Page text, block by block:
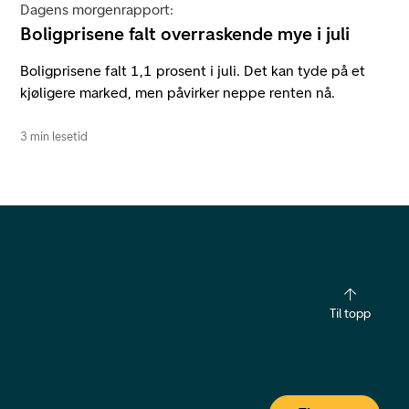
Dagens morgenrapport:
Boligprisene falt overraskende mye i juli
Boligprisene falt 1,1 prosent i juli. Det kan tyde på et
kjøligere marked, men påvirker neppe renten nå.
3 min lesetid
Til topp